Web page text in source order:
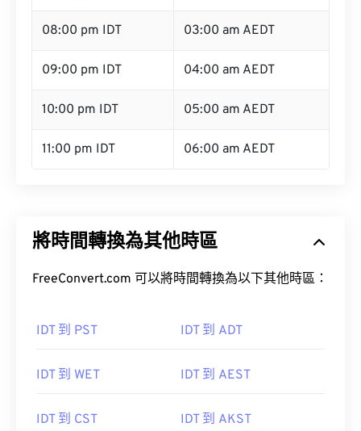
08:00 pm IDT 03:00 am AEDT
09:00 pm IDT 04:00 am AEDT
10:00 pm IDT 05:00 am AEDT
11:00 pm IDT 06:00 am AEDT
將時間轉換為其他時區
FreeConvert.com 可以將時間轉換為以下其他時區：
IDT 到 PST IDT 到 ADT
IDT 到 WET IDT 到 AEST
IDT 到 CST IDT 到 AKST